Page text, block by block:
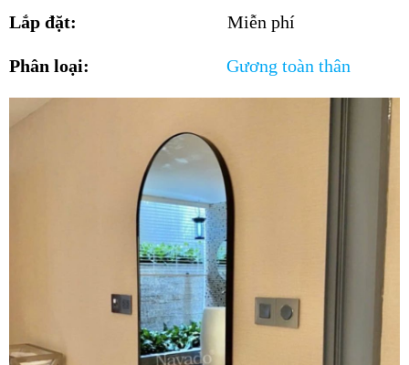
Lắp đặt: Miễn phí
Phân loại: Gương toàn thân